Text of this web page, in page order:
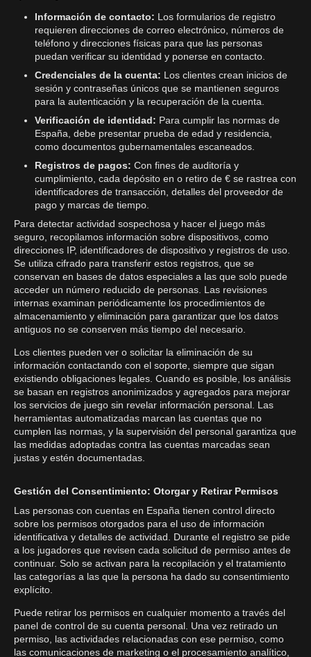
Información de contacto: Los formularios de registro
requieren direcciones de correo electrónico, números de
teléfono y direcciones físicas para que las personas
puedan verificar su identidad y ponerse en contacto.
Credenciales de la cuenta: Los clientes crean inicios de
sesión y contraseñas únicos que se mantienen seguros
para la autenticación y la recuperación de la cuenta.
Verificación de identidad: Para cumplir las normas de
España, debe presentar prueba de edad y residencia,
como documentos gubernamentales escaneados.
Registros de pagos: Con fines de auditoría y
cumplimiento, cada depósito en o retiro de € se rastrea con
identificadores de transacción, detalles del proveedor de
pago y marcas de tiempo.
Para detectar actividad sospechosa y hacer el juego más
seguro, recopilamos información sobre dispositivos, como
direcciones IP, identificadores de dispositivo y registros de uso.
Se utiliza cifrado para transferir estos registros, que se
conservan en bases de datos especiales a las que solo puede
acceder un número reducido de personas. Las revisiones
internas examinan periódicamente los procedimientos de
almacenamiento y eliminación para garantizar que los datos
antiguos no se conserven más tiempo del necesario.
Los clientes pueden ver o solicitar la eliminación de su
información contactando con el soporte, siempre que sigan
existiendo obligaciones legales. Cuando es posible, los análisis
se basan en registros anonimizados y agregados para mejorar
los servicios de juego sin revelar información personal. Las
herramientas automatizadas marcan las cuentas que no
cumplen las normas, y la supervisión del personal garantiza que
las medidas adoptadas contra las cuentas marcadas sean
justas y estén documentadas.
Gestión del Consentimiento: Otorgar y Retirar Permisos
Las personas con cuentas en España tienen control directo
sobre los permisos otorgados para el uso de información
identificativa y detalles de actividad. Durante el registro se pide
a los jugadores que revisen cada solicitud de permiso antes de
continuar. Solo se activan para la recopilación y el tratamiento
las categorías a las que la persona ha dado su consentimiento
explícito.
Puede retirar los permisos en cualquier momento a través del
panel de control de su cuenta personal. Una vez retirado un
permiso, las actividades relacionadas con ese permiso, como
las comunicaciones de marketing o el procesamiento analítico,